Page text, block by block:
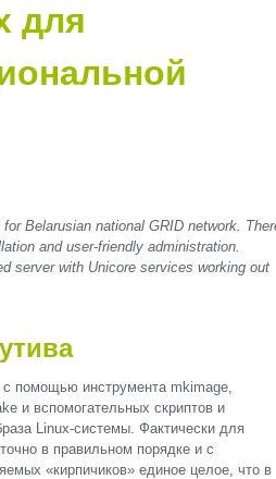
для
Belarusian national GRID network.
and user-friendly administration.
server with Unicore services working out
с помощью инструмента mkimage,
и вспомогательных скриптов и
Linux-системы. Фактически для
в правильном порядке и с
«кирпичиков» единое целое, что в